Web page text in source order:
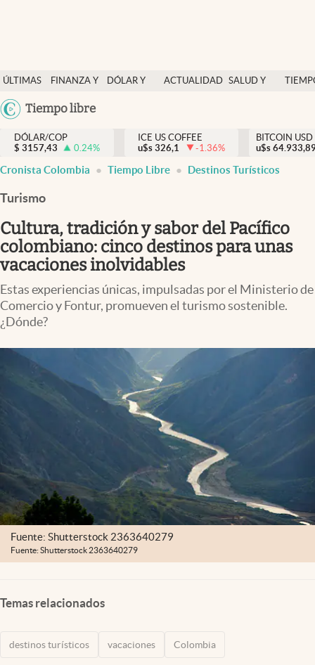
ÚLTIMAS
NOTICIAS
FINANZA Y
DÓLAR Y
ACTUALIDAD SALUD Y
México
USA
Tiempo libre
Salud y nutrición
Vida espiritual
Actualidad
Colombia
DÓLAR/COP
$ 3157,43 0.24%
ICE US COFFEE
u$s 326,1 -1.36%
BITCOIN USD
u$s
Cronista Colombia Tiempo Libre Destinos Turísticos
Turismo
Cultura, tradición y sabor del Pacífico
colombiano: cinco destinos para unas
vacaciones inolvidables
Estas experiencias únicas, impulsadas por el Ministerio de
Comercio y Fontur, promueven el turismo sostenible.
¿Dónde?
Fuente: Shutterstock 2363640279
Fuente: Shutterstock 2363640279
Temas relacionados
destinos turísticos vacaciones Colombia